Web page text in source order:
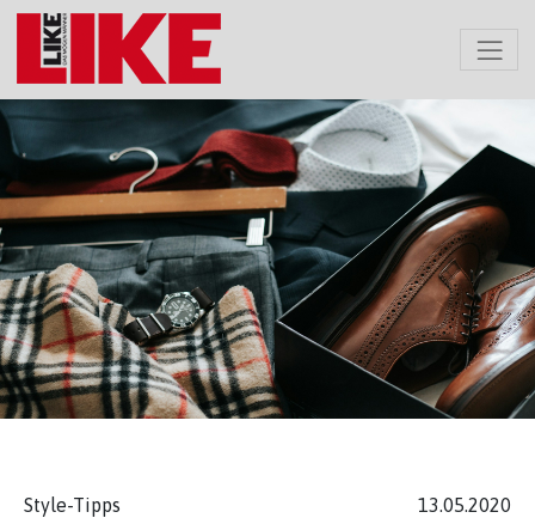
Style-Tipps 13.05.2020